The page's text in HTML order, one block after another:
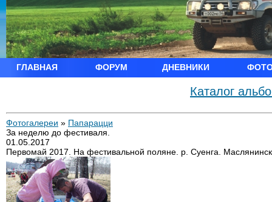
ГЛАВНАЯ ФОРУМ ДНЕВНИКИ
Каталог
Фотогалереи » Папарацци
За неделю до фестиваля.
01.05.2017
Первомай 2017. На фестивальной поляне. р. Суенга.